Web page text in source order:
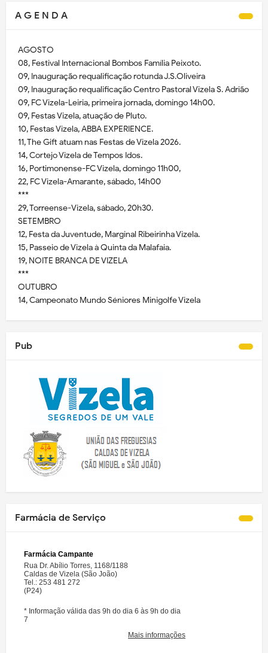
A G E N D A
AGOSTO
08, Festival Internacional Bombos Família Peixoto.
09, Inauguração requalificação rotunda J.S.Oliveira
09, Inauguração requalificação Centro Pastoral Vizela S. Adrião
09, FC Vizela-Leiria, primeira jornada, domingo 14h00.
09, Festas Vizela, atuação de Pluto.
10, Festas Vizela, ABBA EXPERIENCE.
11, The Gift atuam nas Festas de Vizela 2026.
14, Cortejo Vizela de Tempos Idos.
16, Portimonense-FC Vizela, domingo 11h00,
22, FC Vizela-Amarante, sábado, 14h00
***
29, Torreense-Vizela, sábado, 20h30.
SETEMBRO
12, Festa da Juventude, Marginal Ribeirinha Vizela.
15, Passeio de Vizela à Quinta da Malafaia.
19, NOITE BRANCA DE VIZELA
***
OUTUBRO
14, Campeonato Mundo Séniores Minigolfe Vizela
Pub
Farmácia de Serviço